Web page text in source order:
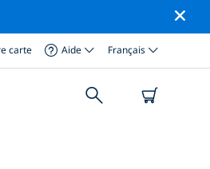
carte Aide Français